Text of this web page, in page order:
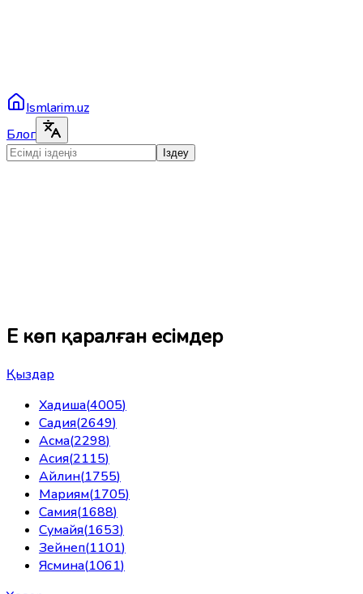
Ismlarim.uz
Блог
Іздеу
Ең көп қаралған есімдер
Қыздар
Хадиша(4005)
Садия(2649)
Асма(2298)
Асия(2115)
Айлин(1755)
Мариям(1705)
Самия(1688)
Сумайя(1653)
Зейнеп(1101)
Ясмина(1061)